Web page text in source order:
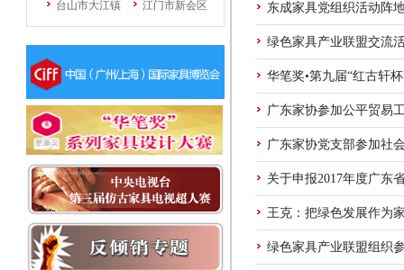
东成家具党组织活动阵
绿色家具产业联盟交流
华笔奖•第九届“红古轩
广东家协参加公平贸易
广东家协党支部参加社
关于申报2017年度广东
王克：把绿色发展作为
绿色家具产业联盟组织